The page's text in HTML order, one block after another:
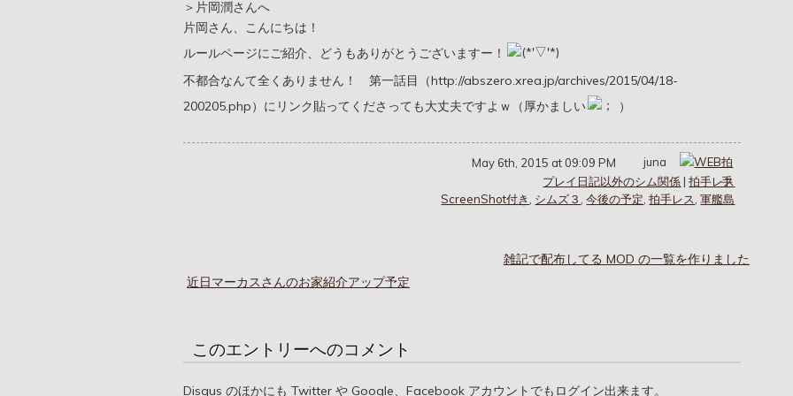
＞片岡潤さんへ
片岡さん、こんにちは！
ルールページにご紹介、どうもありがとうございますー！
不都合なんて全くありません！ 第一話目（http://abszero.xrea.jp/archives/2015/04/18-
200205.php）にリンク貼ってくださっても大丈夫ですよｗ（厚かましい
）
May 6th, 2015 at 09:09 PM
juna
プレイ日記以外のシム関係 |拍手レス
ScreenShot付き
シムズ３ ,今後の予定 ,拍手レス ,軍艦島
雑記で配布してる MOD の一覧を作りました
近日マーカスさんのお家紹介アップ予定
このエントリーへのコメント
Disqus のほかにも Twitter や Google、Facebook アカウントでもログイン出来ます。